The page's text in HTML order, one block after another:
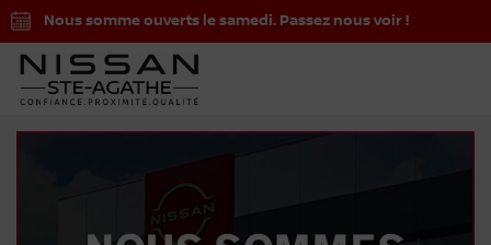
Nous somme ouverts le samedi. Passez nous voir !